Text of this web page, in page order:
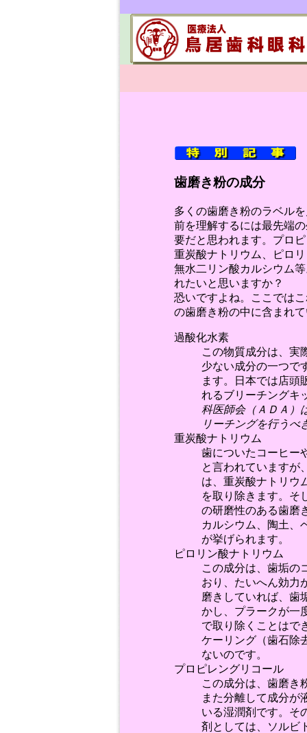
歯磨き粉の成分
多くの歯磨き粉のラベル
前を理解するには最先端
要だと思われます。プロ
重炭酸ナトリウム、ピロ
無水二リン酸カルシウム
れたいと思いますか？
恐いですよね。ここでは
の歯磨き粉の中に含まれ
過酸化水素
この物質成分は、実
少ない成分の一つで
ます。日本では店頭
れるブリーチングキ
科医師会（ＡＤＡ）
リーチングを行うべ
重炭酸ナトリウム
歯についたコーヒー
と言われていますが
は、重炭酸ナトリウ
を取り除きます。そ
の研磨性のある歯磨
カルシウム、陶土、
が挙げられます。
ピロリン酸ナトリウム
この成分は、歯垢の
おり、たいへん効力
磨きしていれば、歯
かし、プラークが一
で取り除くことはで
ケーリング（歯石除
ないのです。
プロピレングリコール
この成分は、歯磨き
また分離して成分が
いる湿潤剤です。そ
剤としては、ソルビ